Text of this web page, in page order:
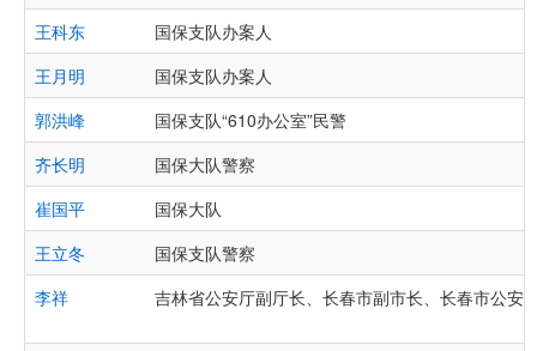
王科东
国保支队办案人
王月明
国保支队办案人
郭洪峰
国保支队“610办公室”民警
齐长明
国保大队警察
崔国平
国保大队
王立冬
国保支队警察
李祥
吉林省公安厅副厅长、长春市副市长、长春市公安